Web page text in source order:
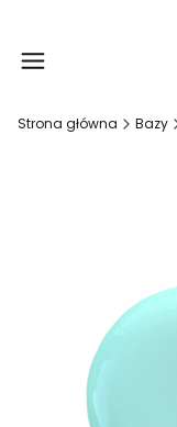
Strona główna Bazy